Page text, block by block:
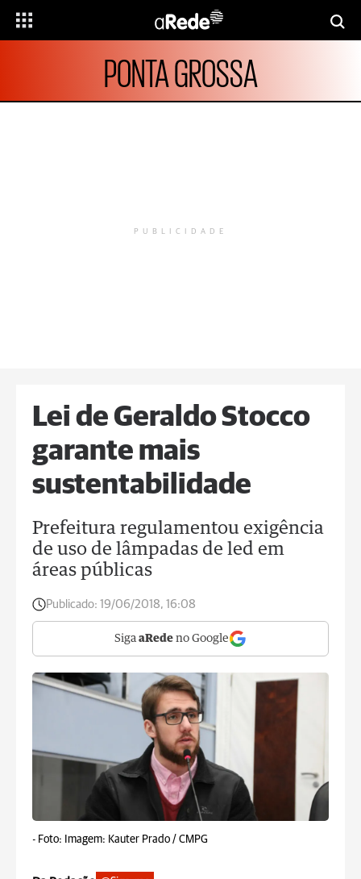
PONTA GROSSA
PUBLICIDADE
Lei de Geraldo Stocco
garante mais
sustentabilidade
Prefeitura regulamentou exigência
de uso de lâmpadas de led em
áreas públicas
Publicado: 19/06/2018, 16:08
Siga aRede no Google
- Foto: Imagem: Kauter Prado / CMPG